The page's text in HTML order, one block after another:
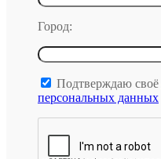
Город:
Подтверждаю своё
персональных данных